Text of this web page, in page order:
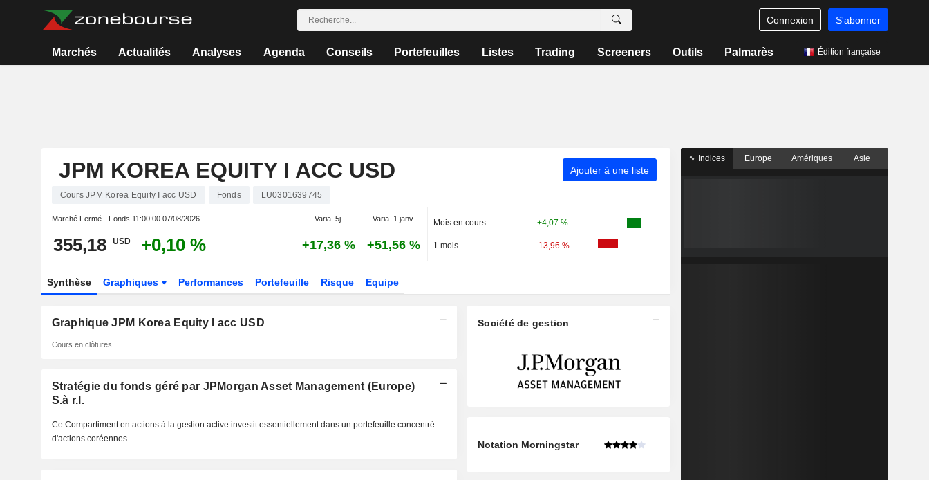
Connexion S'abonner
Marchés Actualités Analyses Agenda Conseils Portefeuilles Listes Trading Screeners Outils Palmarès Édition française
JPM KOREA EQUITY I ACC USD Ajouter à une liste
Cours JPM Korea Equity I acc USD Fonds LU0301639745
Marché Fermé - Fonds 11:00:00 07/08/2026 Varia. 5j. Varia. 1 janv.
355,18 USD +0,10 % +17,36 % +51,56 %
Mois en cours +4,07 %
1 mois -13,96 %
Synthèse Graphiques Performances Portefeuille Risque Equipe
Graphique JPM Korea Equity I acc USD
Cours en clôtures
Stratégie du fonds géré par JPMorgan Asset Management (Europe)
S.à r.l.
Ce Compartiment en actions à la gestion active investit essentiellement dans un portefeuille concentré
d'actions coréennes.
Société de gestion
Notation Morningstar
Indices Europe Amériques Asie